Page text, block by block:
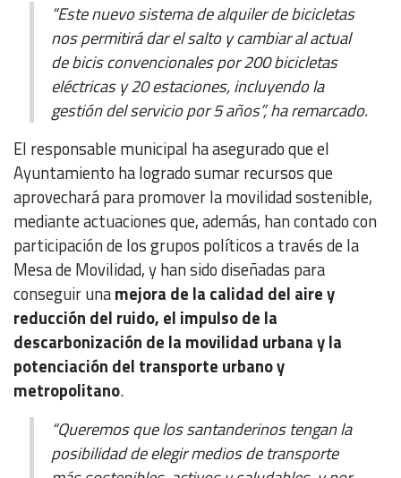
“Este nuevo sistema de alquiler de bicicletas
nos permitirá dar el salto y cambiar al actual
de bicis convencionales por 200 bicicletas
eléctricas y 20 estaciones, incluyendo la
gestión del servicio por 5 años”, ha remarcado.
El responsable municipal ha asegurado que el
Ayuntamiento ha logrado sumar recursos que
aprovechará para promover la movilidad sostenible,
mediante actuaciones que, además, han contado con
participación de los grupos políticos a través de la
Mesa de Movilidad, y han sido diseñadas para
conseguir unamejora de la calidad del aire y
reducción del ruido, el impulso de la
descarbonización de la movilidad urbana y la
potenciación del transporte urbano y
metropolitano.
“Queremos que los santanderinos tengan la
posibilidad de elegir medios de transporte